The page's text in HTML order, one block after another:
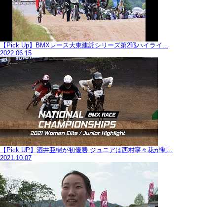
【Pick Up】BMXレース大東建託シリーズ第2戦ハイライ...
2022.06.15
【Pick UP】酒井亜樹が初優勝 ジュニアは西村寧々花が制...
2021.10.07